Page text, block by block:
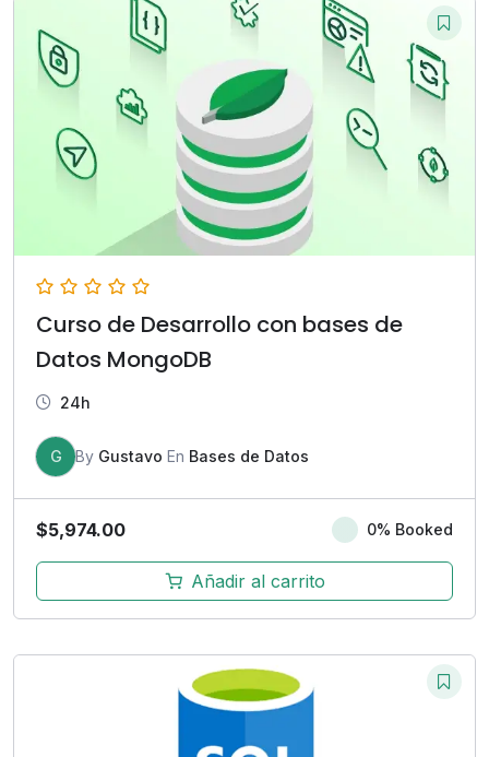
Curso de Desarrollo con bases de
Datos MongoDB
24h
G By Gustavo En Bases de Datos
$5,974.00 0% Booked
Añadir al carrito